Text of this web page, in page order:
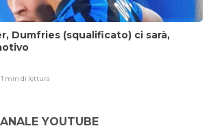
Dumfries (squalificato) ci sarà,
1 min di lettura
YOUTUBE